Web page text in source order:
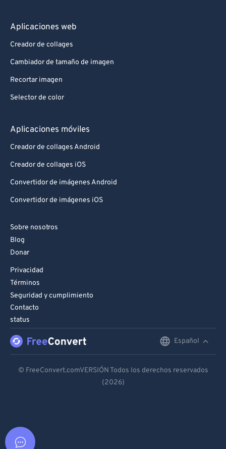
Aplicaciones web
Creador de collages
Cambiador de tamaño de imagen
Recortar imagen
Selector de color
Aplicaciones móviles
Creador de collages Android
Creador de collages iOS
Convertidor de imágenes Android
Convertidor de imágenes iOS
Sobre nosotros
Blog
Donar
Privacidad
Términos
Seguridad y cumplimiento
Contacto
status
Español
Español
© FreeConvert.comVERSIÓN Todos los derechos reservados
(2026)